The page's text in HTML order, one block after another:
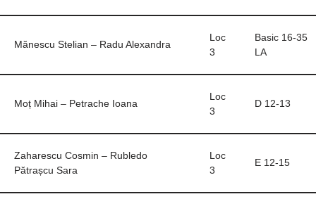
Mănescu Stelian – Radu Alexandra
Loc
3
Basic 16-35
LA
Moț Mihai – Petrache Ioana
Loc
3
D 12-13
Zaharescu Cosmin – Rubledo
Pătrașcu Sara
Loc
3
E 12-15